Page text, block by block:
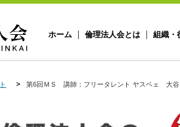
ホーム 倫理法人会とは 組織・
第6回ＭＳ 講師：フリータレント ヤスベェ 大谷